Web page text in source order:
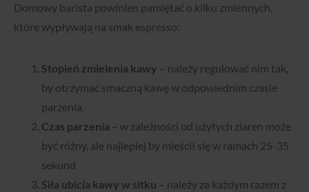
Domowy barista powinien pamiętać o kilku zmiennych,
które wypływają na smak espresso:
Stopień zmielenia kawy – należy regulować nim tak,
by otrzymać smaczną kawę w odpowiednim czasie
parzenia.
Czas parzenia – w zależności od użytych ziaren może
być różny, ale najlepiej by mieścił się w ramach 25-35
sekund
Siła ubicia kawy w sitku – należy za każdym razem z